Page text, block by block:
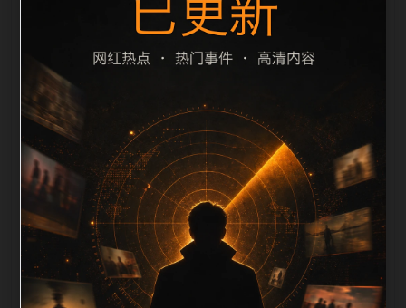
间识别一致主题。后续每日采集时，建议继续执行远程
图片本地化、坏图默认图兜底、标题去重和 description
长度过滤。如果同一主题下有多个相近页面，应通过不
同角度补充事件背景、访问场景、相关问题或专题入
口，降低站群页面之间的重复感。页面底部保留同类推
荐、上一篇下一篇和 sitemap 入口，保证重要页面点击
深度尽量控制在三次以内。正文维护时可按用户搜索路
径补充三类信息：入口是否稳定、同栏目还有哪些可继
续阅读、移动端打开时图片和摘要是否一致。每次新增
内容后同步检查标题、description、canonical、主题
图、alt、title和推荐链接，确保页面既能被搜索引擎理
解，也能让真实用户